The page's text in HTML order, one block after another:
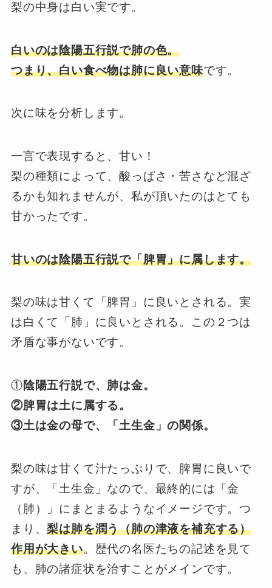
梨の中身は白い実です。
白いのは陰陽五行説で肺の色。
つまり、白い食べ物は肺に良い意味です。
次に味を分析します。
一言で表現すると、甘い！
梨の種類によって、酸っぱさ・苦さなど混ざ
るかも知れませんが、私が頂いたのはとても
甘かったです。
甘いのは陰陽五行説で「脾胃」に属します。
梨の味は甘くて「脾胃」に良いとされる。実
は白くて「肺」に良いとされる。この２つは
矛盾な事がないです。
①陰陽五行説で、肺は金。
②脾胃は土に属する。
③土は金の母で、「土生金」の関係。
梨の味は甘くて汁たっぷりで、脾胃に良いで
すが、「土生金」なので、最終的には「金
（肺）」にまとまるようなイメージです。つ
まり、梨は肺を潤う（肺の津液を補充する）
作用が大きい。歴代の名医たちの記述を見て
も、肺の諸症状を治すことがメインです。